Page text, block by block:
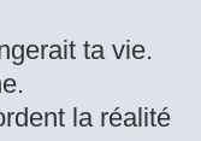
ta vie.
la réalité